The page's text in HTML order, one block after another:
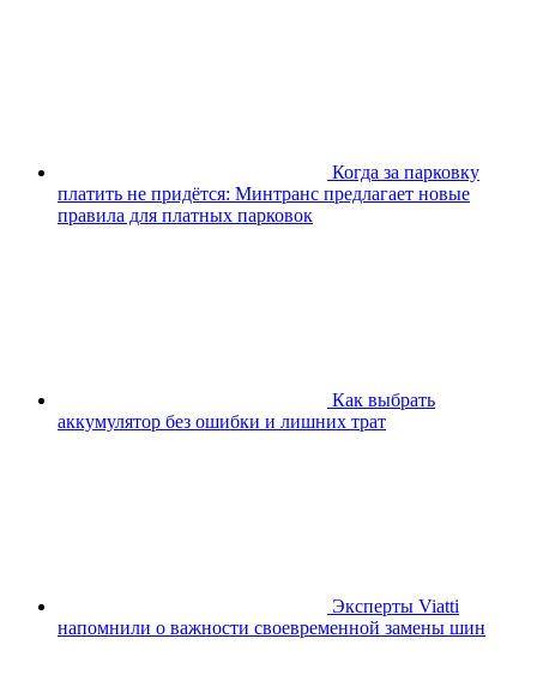
Когда за парковку
платить не придётся: Минтранс предлагает новые
правила для платных парковок
Как выбрать
аккумулятор без ошибки и лишних трат
Эксперты Viatti
напомнили о важности своевременной замены шин